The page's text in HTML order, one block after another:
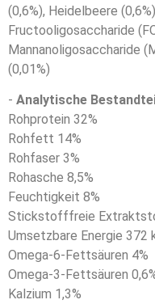
(0,6%), Heidelbeere
Fructooligosaccharide
Mannanoligosaccharide
(0,01%)
- Analytische
Rohprotein 32%
Rohfett 14%
Rohfaser 3%
Rohasche 8,5%
Feuchtigkeit 8%
Stickstofffreie
Umsetzbare Energie 372
Omega-6-Fettsäuren 4%
Omega-3-Fettsäuren
Kalzium 1,3%